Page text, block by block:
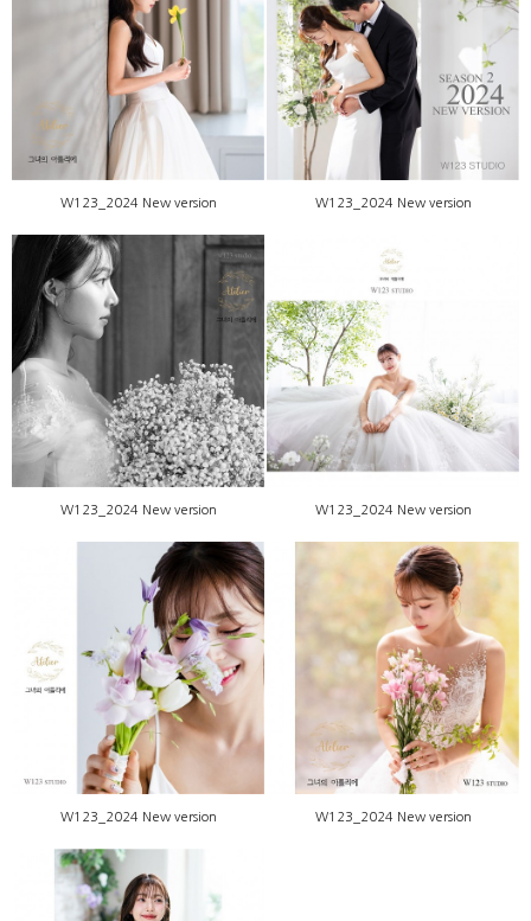
W123_2024 New version
W123_2024 New version
W123_2024 New version
W123_2024 New version
W123_2024 New version
W123_2024 New version
W123_2024 New version
W123_2024 New version
W123_2024 New version
W123_2024 New version
W123_2024 New version
W123_2024 New version